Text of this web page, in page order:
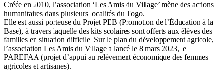
Créée en 2010, l’association ‘Les Amis du Village’ mène des actions
humanitaires dans plusieurs localités du Togo.
Elle est aussi porteuse du Projet PEB (Promotion de l’Éducation à la
Base), à travers laquelle des kits scolaires sont offerts aux élèves des
familles en situation difficile. Sur le plan du développement agricole,
l’association Les Amis du Village a lancé le 8 mars 2023, le
PAREFAA (projet d’appui au relèvement économique des femmes
agricoles et artisanes).